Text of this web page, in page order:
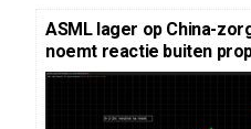
ASML lager op China-
noemt reactie buiten